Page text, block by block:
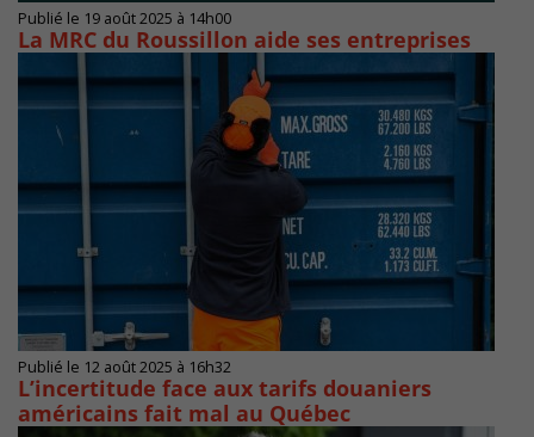
Publié le 19 août 2025 à 14h00
La MRC du Roussillon aide ses entreprises
Publié le 12 août 2025 à 16h32
L’incertitude face aux tarifs douaniers
américains fait mal au Québec